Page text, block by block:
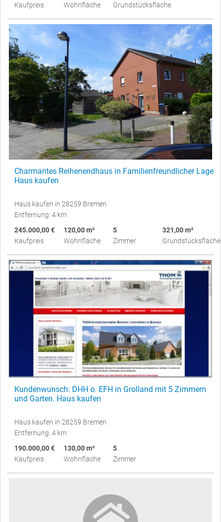
Kaufpreis
Wohnfläche
Grundstücksfläche
Charmantes Reihenendhaus in Familienfreundlicher Lage
Haus kaufen
Haus kaufen in 28259 Bremen
Entfernung: 4 km
245.000,00 €
Kaufpreis
120,00 m²
Wohnfläche
5
Zimmer
321,00 m²
Grundstücksfläche
Kundenwunsch: DHH o. EFH in Grolland mit 5 Zimmern
und Garten. Haus kaufen
Haus kaufen in 28259 Bremen
Entfernung: 4 km
190.000,00 €
Kaufpreis
130,00 m²
Wohnfläche
5
Zimmer